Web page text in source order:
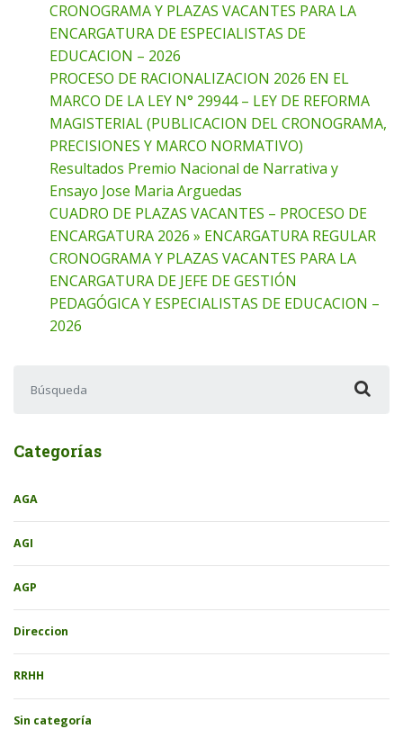
CRONOGRAMA Y PLAZAS VACANTES PARA LA
ENCARGATURA DE ESPECIALISTAS DE
EDUCACION – 2026
PROCESO DE RACIONALIZACION 2026 EN EL
MARCO DE LA LEY N° 29944 – LEY DE REFORMA
MAGISTERIAL (PUBLICACION DEL CRONOGRAMA,
PRECISIONES Y MARCO NORMATIVO)
Resultados Premio Nacional de Narrativa y
Ensayo Jose Maria Arguedas
CUADRO DE PLAZAS VACANTES – PROCESO DE
ENCARGATURA 2026 » ENCARGATURA REGULAR
CRONOGRAMA Y PLAZAS VACANTES PARA LA
ENCARGATURA DE JEFE DE GESTIÓN
PEDAGÓGICA Y ESPECIALISTAS DE EDUCACION –
2026
Categorías
AGA
AGI
AGP
Direccion
RRHH
Sin categoría